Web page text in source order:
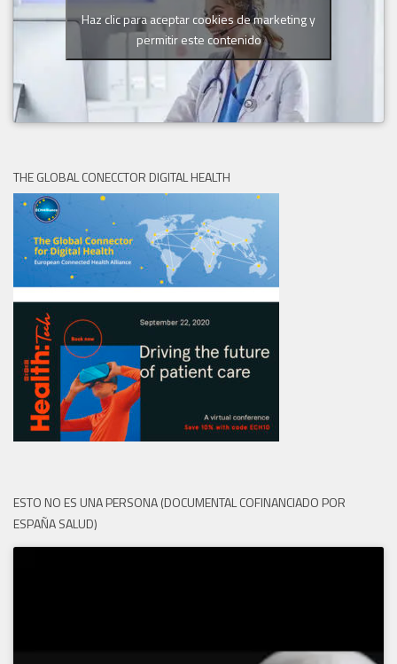
Haz clic para aceptar cookies de marketing y
permitir este contenido
THE GLOBAL CONECCTOR DIGITAL HEALTH
ESTO NO ES UNA PERSONA (DOCUMENTAL COFINANCIADO POR
ESPAÑA SALUD)